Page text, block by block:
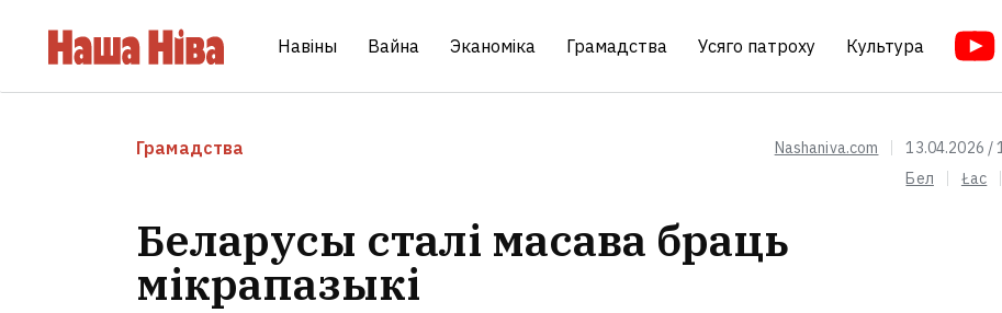
Навіны Вайна Эканоміка Грамадства Усяго патроху Культура
Грамадства Nashaniva.com
13.04.2026 /
Бел
Łac
Беларусы сталі масава браць
мікрапазыкі